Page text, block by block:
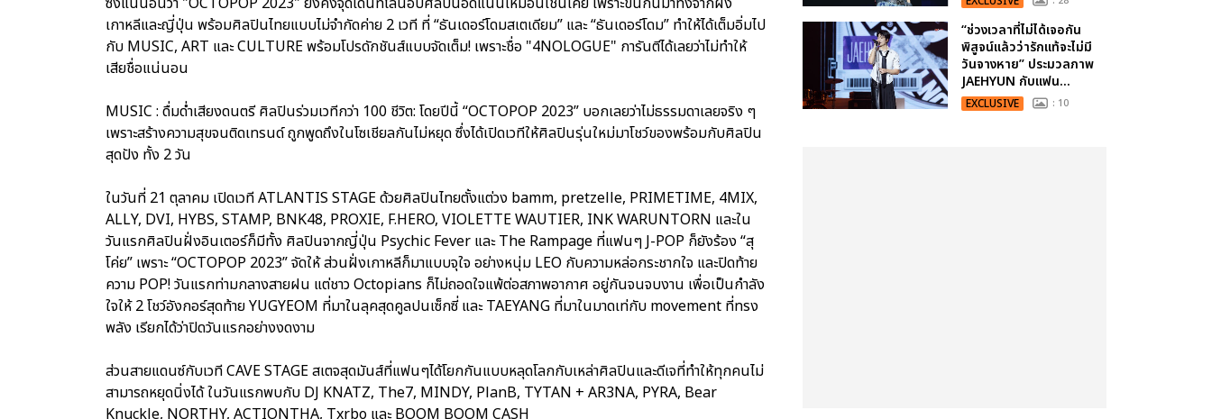
เกาหลีและญี่ปุ่น พร้อมศิลปินไทยแบบไม่จำกัดค่าย 2 เวที ที่ “ธันเดอร์โดมสเตเดียม” และ “ธันเดอร์โดม” ทำให้ได้เต็มอิ่มไป
กับ MUSIC, ART และ CULTURE พร้อมโปรดักชันส์แบบจัดเต็ม! เพราะชื่อ "4NOLOGUE" การันตีได้เลยว่าไม่ทำให้
เสียชื่อแน่นอน
MUSIC : ดื่มด่ำเสียงดนตรี ศิลปินร่วมเวทีกว่า 100 ชีวิต: โดยปีนี้ “OCTOPOP 2023” บอกเลยว่าไม่ธรรมดาเลยจริง ๆ
เพราะสร้างความสุขจนติดเทรนด์ ถูกพูดถึงในโซเชียลกันไม่หยุด ซึ่งได้เปิดเวทีให้ศิลปินรุ่นใหม่มาโชว์ของพร้อมกับศิลปิน
สุดปัง ทั้ง 2 วัน
ในวันที่ 21 ตุลาคม เปิดเวที ATLANTIS STAGE ด้วยศิลปินไทยตั้งแต่วง bamm, pretzelle, PRIMETIME, 4MIX,
ALLY, DVI, HYBS, STAMP, BNK48, PROXIE, F.HERO, VIOLETTE WAUTIER, INK WARUNTORN และใน
วันแรกศิลปินฝั่งอินเตอร์ก็มีทั้ง ศิลปินจากญี่ปุ่น Psychic Fever และ The Rampage ที่แฟนๆ J-POP ก็ยังร้อง “สุ
โค่ย” เพราะ “OCTOPOP 2023” จัดให้ ส่วนฝั่งเกาหลีก็มาแบบจุใจ อย่างหนุ่ม LEO กับความหล่อกระชากใจ และปิดท้าย
ความ POP! วันแรกท่ามกลางสายฝน แต่ชาว Octopians ก็ไม่ถอดใจแพ้ต่อสภาพอากาศ อยู่กันจนจบงาน เพื่อเป็นกำลัง
ใจให้ 2 โชว์อังกอร์สุดท้าย YUGYEOM ที่มาในลุคสุดคูลปนเซ็กซี่ และ TAEYANG ที่มาในมาดเท่กับ movement ที่ทรง
พลัง เรียกได้ว่าปิดวันแรกอย่างงดงาม
ส่วนสายแดนซ์กับเวที CAVE STAGE สเตจสุดมันส์ที่แฟนๆได้โยกกันแบบหลุดโลกกับเหล่าศิลปินและดีเจที่ทำให้ทุกคนไม่
สามารถหยุดนิ่งได้ ในวันแรกพบกับ DJ KNATZ, The7, MINDY, PlanB, TYTAN + AR3NA, PYRA, Bear
Knuckle, NORTHY, ACTIONTHA, Txrbo และ BOOM BOOM CASH
“ช่วงเวลาที่ไม่ได้เจอกัน
พิสูจน์แล้วว่ารักแท้จะไม่มี
วันจางหาย” ประมวลภาพ
JAEHYUN กับแฟน...
EXCLUSIVE : 10